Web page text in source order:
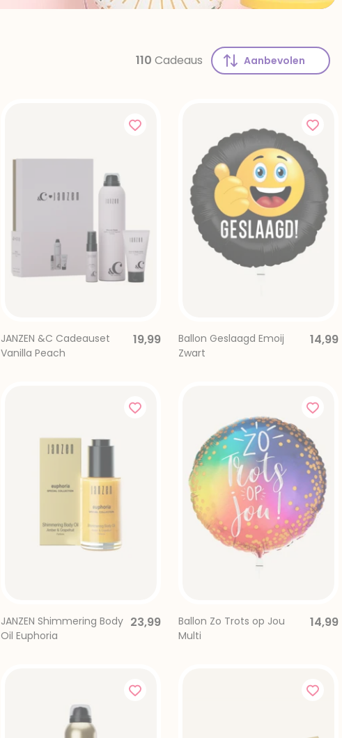
110 Cadeaus
JANZEN &C Cadeauset
Vanilla Peach
19,99
Ballon Geslaagd Emoij
Zwart
14,99
JANZEN Shimmering Body
Oil Euphoria
23,99
Ballon Zo Trots op Jou
Multi
14,99